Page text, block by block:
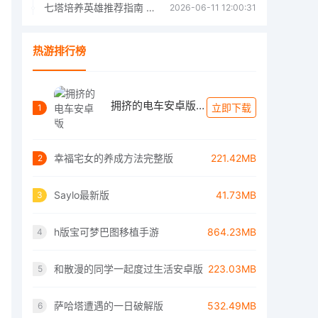
七塔培养英雄推荐指南 七塔培养哪个英雄好 2026-06-11 12:00:31
热游排行榜
1 拥挤的电车安卓版(ChikanDensya2) 立即下载
2 幸福宅女的养成方法完整版 221.42MB
3 Saylo最新版 41.73MB
4 h版宝可梦巴图移植手游 864.23MB
5 和散漫的同学一起度过生活安卓版 223.03MB
6 萨哈塔遭遇的一日破解版 532.49MB